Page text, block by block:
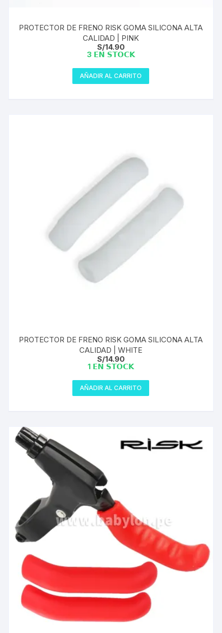
PROTECTOR DE FRENO RISK GOMA SILICONA ALTA
CALIDAD | PINK
S/14.90
3 𝗘𝗡 𝗦𝗧𝗢𝗖𝗞
AÑADIR AL CARRITO
PROTECTOR DE FRENO RISK GOMA SILICONA ALTA
CALIDAD | WHITE
S/14.90
1 𝗘𝗡 𝗦𝗧𝗢𝗖𝗞
AÑADIR AL CARRITO